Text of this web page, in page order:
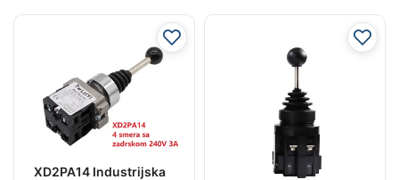
XD2PA14 Industrijska